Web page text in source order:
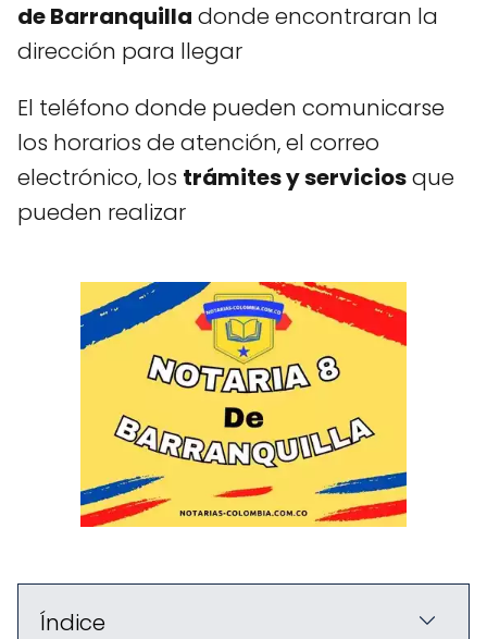
de Barranquilla donde encontraran la
dirección para llegar
El teléfono donde pueden comunicarse
los horarios de atención, el correo
electrónico, los trámites y serviciosque
pueden realizar
Índice